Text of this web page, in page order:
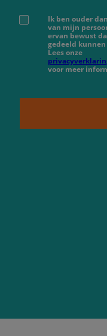
Ik ben ouder
van mijn
ervan bewust
gedeeld
Lees onze
voor meer